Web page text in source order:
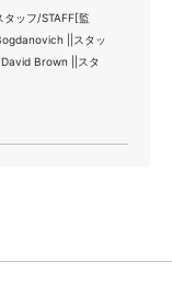
ッフ/STAFF[監
||スタッ
Brown ||スタ